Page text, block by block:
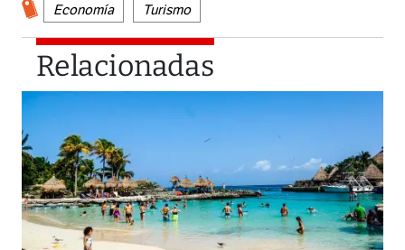
Economía Turismo
Relacionadas